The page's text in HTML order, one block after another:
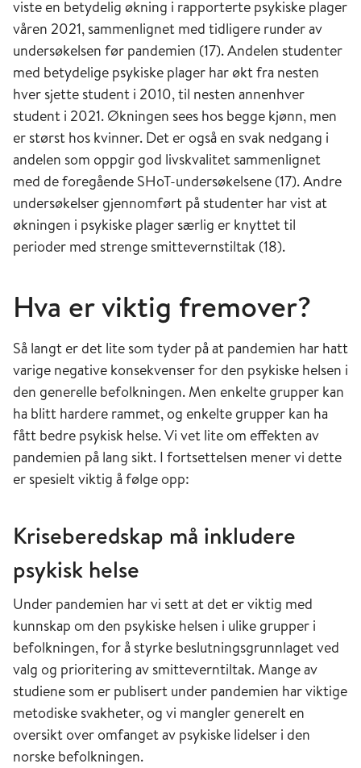
viste en betydelig økning i rapporterte psykiske plager
våren 2021, sammenlignet med tidligere runder av
undersøkelsen før pandemien (17). Andelen studenter
med betydelige psykiske plager har økt fra nesten
hver sjette student i 2010, til nesten annenhver
student i 2021. Økningen sees hos begge kjønn, men
er størst hos kvinner. Det er også en svak nedgang i
andelen som oppgir god livskvalitet sammenlignet
med de foregående SHoT-undersøkelsene (17). Andre
undersøkelser gjennomført på studenter har vist at
økningen i psykiske plager særlig er knyttet til
perioder med strenge smittevernstiltak (18).
Hva er viktig fremover?
Så langt er det lite som tyder på at pandemien har hatt
varige negative konsekvenser for den psykiske helsen i
den generelle befolkningen. Men enkelte grupper kan
ha blitt hardere rammet, og enkelte grupper kan ha
fått bedre psykisk helse. Vi vet lite om effekten av
pandemien på lang sikt. I fortsettelsen mener vi dette
er spesielt viktig å følge opp:
Kriseberedskap må inkludere
psykisk helse
Under pandemien har vi sett at det er viktig med
kunnskap om den psykiske helsen i ulike grupper i
befolkningen, for å styrke beslutningsgrunnlaget ved
valg og prioritering av smitteverntiltak. Mange av
studiene som er publisert under pandemien har viktige
metodiske svakheter, og vi mangler generelt en
oversikt over omfanget av psykiske lidelser i den
norske befolkningen.